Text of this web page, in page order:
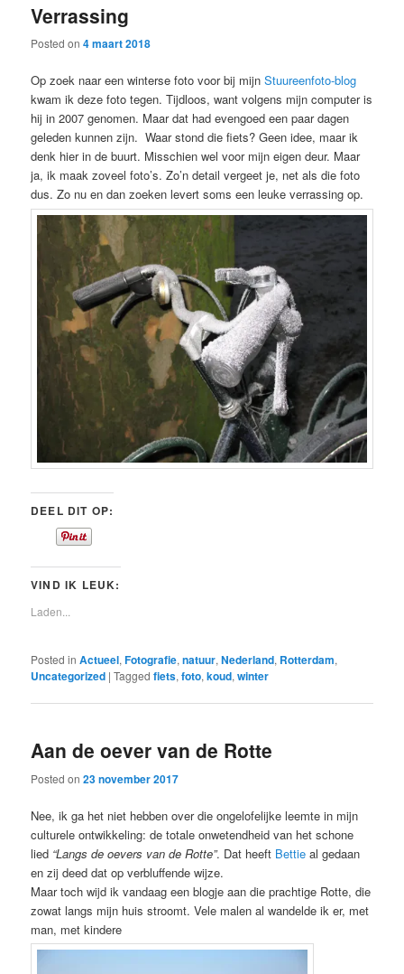
Verrassing
Posted on4 maart 2018
Op zoek naar een winterse foto voor bij mijnStuureenfoto-blog
kwam ik deze foto tegen. Tijdloos, want volgens mijn computer is
hij in 2007 genomen. Maar dat had evengoed een paar dagen
geleden kunnen zijn. Waar stond die fiets? Geen idee, maar ik
denk hier in de buurt. Misschien wel voor mijn eigen deur. Maar
ja, ik maak zoveel foto’s. Zo’n detail vergeet je, net als die foto
dus. Zo nu en dan zoeken levert soms een leuke verrassing op.
DEEL DIT OP:
VIND IK LEUK:
Laden...
Posted in Actueel,Fotografie,natuur,Nederland, Rotterdam,
Uncategorized |Tagged fiets,foto,koud,winter
Aan de oever van de Rotte
Posted on23 november 2017
Nee, ik ga het niet hebben over die ongelofelijke leemte in mijn
culturele ontwikkeling: de totale onwetendheid van het schone
lied “Langs de oevers van de Rotte”. Dat heeft Bettie al gedaan
en zij deed dat op verbluffende wijze.
Maar toch wijd ik vandaag een blogje aan die prachtige Rotte, die
zowat langs mijn huis stroomt. Vele malen al wandelde ik er, met
man, met kindere